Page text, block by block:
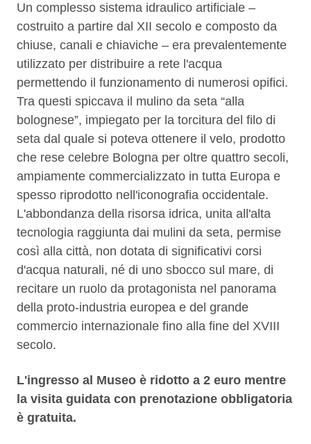
Un complesso sistema idraulico artificiale –
costruito a partire dal XII secolo e composto da
chiuse, canali e chiaviche – era prevalentemente
utilizzato per distribuire a rete l'acqua
permettendo il funzionamento di numerosi opifici.
Tra questi spiccava il mulino da seta “alla
bolognese”, impiegato per la torcitura del filo di
seta dal quale si poteva ottenere il velo, prodotto
che rese celebre Bologna per oltre quattro secoli,
ampiamente commercializzato in tutta Europa e
spesso riprodotto nell'iconografia occidentale.
L'abbondanza della risorsa idrica, unita all'alta
tecnologia raggiunta dai mulini da seta, permise
così alla città, non dotata di significativi corsi
d'acqua naturali, né di uno sbocco sul mare, di
recitare un ruolo da protagonista nel panorama
della proto-industria europea e del grande
commercio internazionale fino alla fine del XVIII
secolo.
L'ingresso al Museo è ridotto a 2 euro mentre
la visita guidata con prenotazione obbligatoria
è gratuita.